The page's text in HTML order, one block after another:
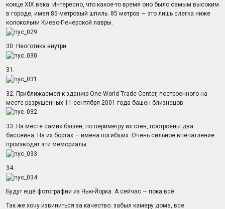
конце XIX века. Интересно, что какое-то время оно было самым высоким
в городе, имея 85-метровый шпиль. 85 метров — это лишь слегка ниже
колокольни Киево-Печерской лавры.
30. Неоготика внутри.
31.
32. Приближаемся к зданию One World Trade Center, построенного на
месте разрушенных 11 сентября 2001 года башен-близнецов.
33. На месте самих башен, по периметру их стен, построены два
бассейна. На их бортах — имена погибших. Очень сильное впечатление
производят эти мемориалы.
34.
Будут ещё фотографии из Нью-Йорка. А сейчас — пока всё.
Так же хочу извиниться за качество: забыл камеру дома, все